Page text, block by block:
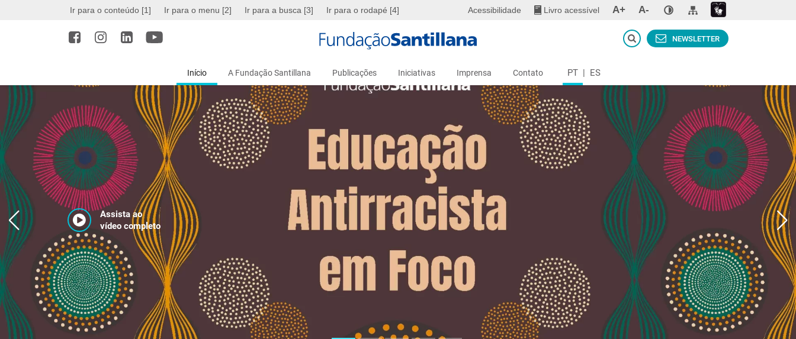
Ir para o conteúdo [1] Ir para o menu [2] Ir para a busca [3] Ir para o rodapé [4] Acessibilidade Livro acessível A+ A-
Início A Fundação Santillana Publicações Iniciativas Imprensa Contato PT | ES
NEWSLETTER
Assista ao
vídeo completo